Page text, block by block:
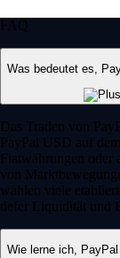
FAQ
Was bedeutet es,
Das Traden von
PayPal USD auf
Fiatwährungen oder
von
wählen viele
tiefer Liquidität und
Wie lerne ich,